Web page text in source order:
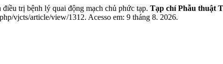
trị bệnh lý quai động mạch chủ phức tạp. Tạp chí Phẫu thuật
vjcts/article/view/1312. Acesso em: 9 tháng 8. 2026.